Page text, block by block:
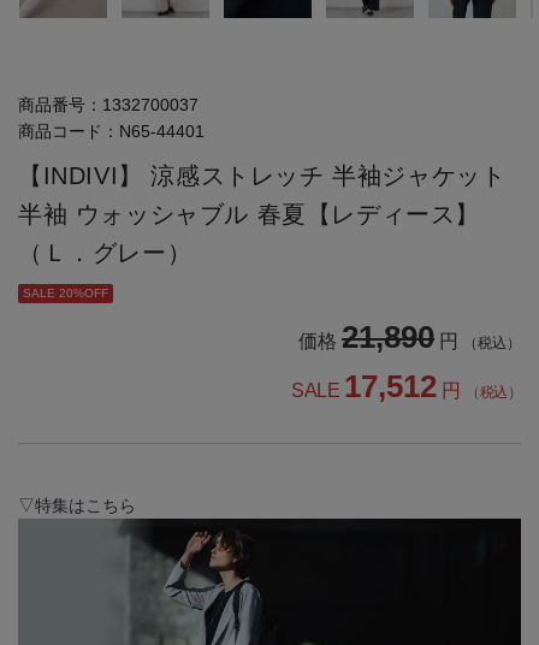
商品番号： 1332700037
商品コード： N65-44401
【INDIVI】 涼感ストレッチ 半袖ジャケット
半袖 ウォッシャブル 春夏【レディース】
（Ｌ．グレー）
SALE 20%OFF
価格 21,890 円 （税込）
SALE 17,512 円 （税込）
▽特集はこちら